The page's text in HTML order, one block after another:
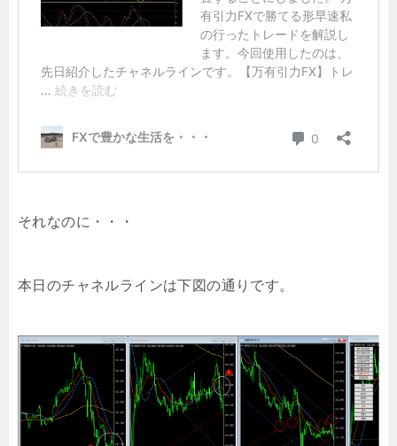
それなのに・・・
本日のチャネルラインは下図の通りです。